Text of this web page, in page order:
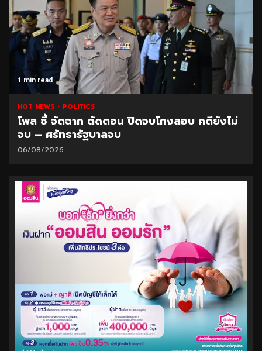
1 min read
HOT NEWS POLITICS
โพล ชี้ จัดฉาก ตัดตอน ปิดจบโกงสอบ คดียังไม่
จบ – ศรัทธารัฐบาลจบ
06/08/2026